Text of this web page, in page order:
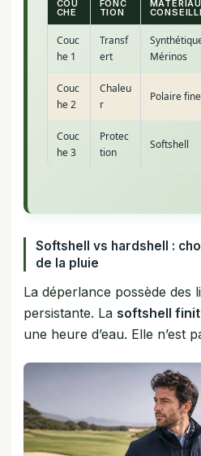
COU
CHE
FONC
TION
MATÉRIAU
Couc
he 1
Transf
ert
Mérinos
Couc
he 2
Chaleu
r
Polaire fine
Couc
he 3
Protec
tion
Softshell
Softshell vs hardshell :
de la pluie
La déperlance possède des
persistante. La softshell
une heure d’eau. Elle n’est